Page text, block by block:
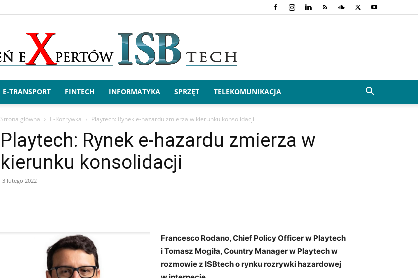
E-TRANSPORT FINTECH INFORMATYKA SPRZĘT TELEKOMUNIKACJA
Strona główna E-Rozrywka Playtech: Rynek e-hazardu zmierza w kierunku konsolidacji
Playtech: Rynek e-hazardu zmierza w
kierunku konsolidacji
3 lutego 2022
Francesco Rodano, Chief Policy Officer w Playtech
i Tomasz Mogiła, Country Manager w Playtech w
rozmowie z ISBtech o rynku rozrywki hazardowej